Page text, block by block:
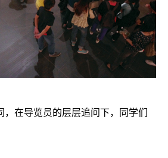
，在导览员的层层追问下，同学们